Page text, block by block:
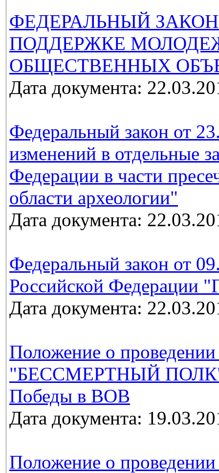
ФЕДЕРАЛЬНЫЙ
ПОДДЕРЖКЕ
ОБЩЕСТВЕННЫХ
Дата документа:
Федеральный закон от
изменений в отдельные
Федерации в части
области археологии"
Дата документа:
Федеральный закон от
Российской Федерации
Дата документа:
Положение о
"БЕССМЕРТНЫЙ ПОЛК",
Победы в ВОВ
Дата документа:
Положение о